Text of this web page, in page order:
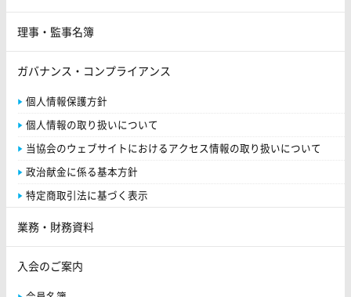
理事・監事名簿
ガバナンス・コンプライアンス
個人情報保護方針
個人情報の取り扱いについて
当協会のウェブサイトにおけるアクセス情報の取り扱いについて
政治献金に係る基本方針
特定商取引法に基づく表示
業務・財務資料
入会のご案内